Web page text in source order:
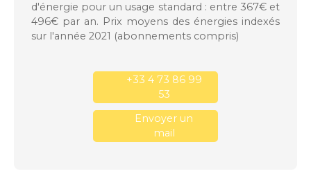
d'énergie pour un usage standard : entre 367€ et
496€ par an. Prix moyens des énergies indexés
sur l'année 2021 (abonnements compris)
+33 4 73 86 99
53
Envoyer un
mail